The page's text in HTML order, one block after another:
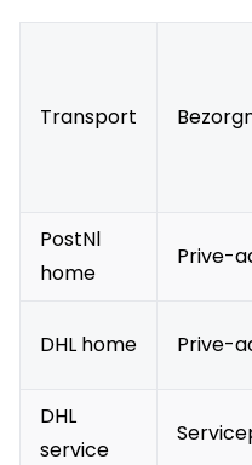
Transport
PostNl
home
Prive-
DHL home Prive-
DHL
service